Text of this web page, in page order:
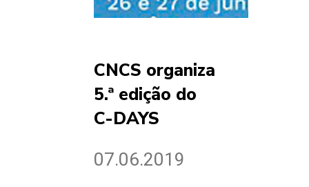
CNCS organiza
5.ª edição do
C-DAYS
07.06.2019